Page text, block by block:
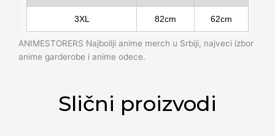
3XL 82cm 62cm
ANIMESTORERS Najbollji anime merch u Srbiji, najveci izbor
anime garderobe i anime odece.
Slični proizvodi